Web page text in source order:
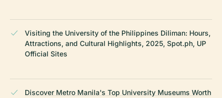
Visiting the University of the Philippines Diliman: Hours,
Attractions, and Cultural Highlights, 2025, Spot.ph, UP
Official Sites
Discover Metro Manila's Top University Museums Worth